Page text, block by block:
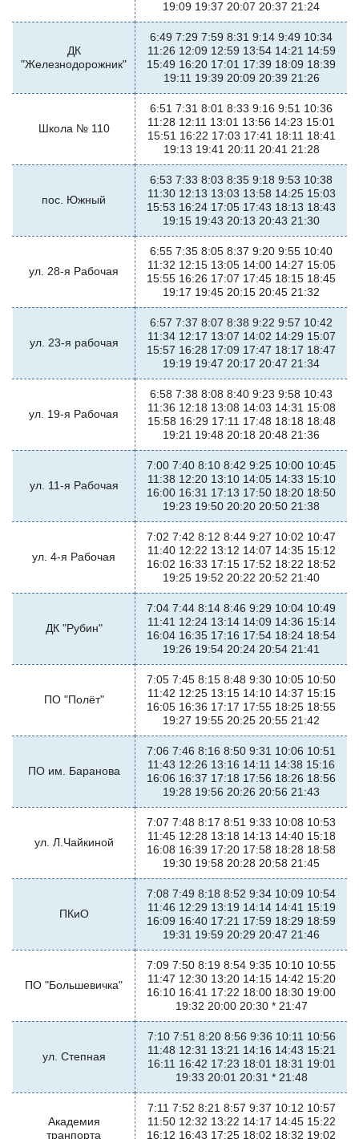
19:09 19:37 20:07 20:37 21:24
ДК
"Железнодорожник"
6:49 7:29 7:59 8:31 9:14 9:49 10:34
11:26 12:09 12:59 13:54 14:21 14:59
15:49 16:20 17:01 17:39 18:09 18:39
19:11 19:39 20:09 20:39 21:26
Школа № 110
6:51 7:31 8:01 8:33 9:16 9:51 10:36
11:28 12:11 13:01 13:56 14:23 15:01
15:51 16:22 17:03 17:41 18:11 18:41
19:13 19:41 20:11 20:41 21:28
пос. Южный
6:53 7:33 8:03 8:35 9:18 9:53 10:38
11:30 12:13 13:03 13:58 14:25 15:03
15:53 16:24 17:05 17:43 18:13 18:43
19:15 19:43 20:13 20:43 21:30
ул. 28-я Рабочая
6:55 7:35 8:05 8:37 9:20 9:55 10:40
11:32 12:15 13:05 14:00 14:27 15:05
15:55 16:26 17:07 17:45 18:15 18:45
19:17 19:45 20:15 20:45 21:32
ул. 23-я рабочая
6:57 7:37 8:07 8:38 9:22 9:57 10:42
11:34 12:17 13:07 14:02 14:29 15:07
15:57 16:28 17:09 17:47 18:17 18:47
19:19 19:47 20:17 20:47 21:34
ул. 19-я Рабочая
6:58 7:38 8:08 8:40 9:23 9:58 10:43
11:36 12:18 13:08 14:03 14:31 15:08
15:58 16:29 17:11 17:48 18:18 18:48
19:21 19:48 20:18 20:48 21:36
ул. 11-я Рабочая
7:00 7:40 8:10 8:42 9:25 10:00 10:45
11:38 12:20 13:10 14:05 14:33 15:10
16:00 16:31 17:13 17:50 18:20 18:50
19:23 19:50 20:20 20:50 21:38
ул. 4-я Рабочая
7:02 7:42 8:12 8:44 9:27 10:02 10:47
11:40 12:22 13:12 14:07 14:35 15:12
16:02 16:33 17:15 17:52 18:22 18:52
19:25 19:52 20:22 20:52 21:40
ДК "Рубин"
7:04 7:44 8:14 8:46 9:29 10:04 10:49
11:41 12:24 13:14 14:09 14:36 15:14
16:04 16:35 17:16 17:54 18:24 18:54
19:26 19:54 20:24 20:54 21:41
ПО "Полёт"
7:05 7:45 8:15 8:48 9:30 10:05 10:50
11:42 12:25 13:15 14:10 14:37 15:15
16:05 16:36 17:17 17:55 18:25 18:55
19:27 19:55 20:25 20:55 21:42
ПО им. Баранова
7:06 7:46 8:16 8:50 9:31 10:06 10:51
11:43 12:26 13:16 14:11 14:38 15:16
16:06 16:37 17:18 17:56 18:26 18:56
19:28 19:56 20:26 20:56 21:43
ул. Л.Чайкиной
7:07 7:48 8:17 8:51 9:33 10:08 10:53
11:45 12:28 13:18 14:13 14:40 15:18
16:08 16:39 17:20 17:58 18:28 18:58
19:30 19:58 20:28 20:58 21:45
ПКиО
7:08 7:49 8:18 8:52 9:34 10:09 10:54
11:46 12:29 13:19 14:14 14:41 15:19
16:09 16:40 17:21 17:59 18:29 18:59
19:31 19:59 20:29 20:47 21:46
ПО "Большевичка"
7:09 7:50 8:19 8:54 9:35 10:10 10:55
11:47 12:30 13:20 14:15 14:42 15:20
16:10 16:41 17:22 18:00 18:30 19:00
19:32 20:00 20:30 * 21:47
ул. Степная
7:10 7:51 8:20 8:56 9:36 10:11 10:56
11:48 12:31 13:21 14:16 14:43 15:21
16:11 16:42 17:23 18:01 18:31 19:01
19:33 20:01 20:31 * 21:48
Академия
транпорта
7:11 7:52 8:21 8:57 9:37 10:12 10:57
11:50 12:32 13:22 14:17 14:45 15:22
16:12 16:43 17:25 18:02 18:32 19:02